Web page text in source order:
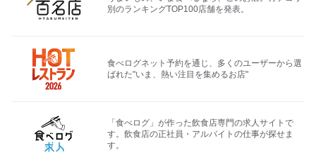
別のランキングTOP100店舗を発表。
食べログネット予約を通じ、多くのユーザーから選
ばれた"いま、熱い注目を集めるお店"
「食べログ」が作った飲食店専門の求人サイトで
す。飲食店の正社員・アルバイトの仕事が探せま
す。